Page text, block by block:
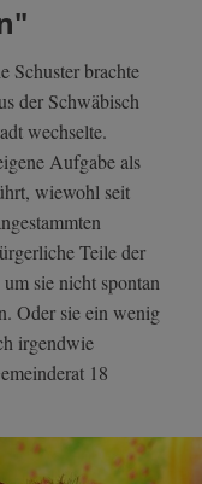
Schuster brachte
der Schwäbisch
wechselte.
Aufgabe als
wiewohl seit
Teile der
sie nicht spontan
Oder sie ein wenig
irgendwie
18